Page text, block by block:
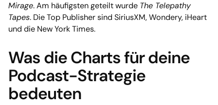
Mirage. Am häufigsten geteilt wurde The Telepathy
Tapes. Die Top Publisher sind SiriusXM, Wondery, iHeart
und die New York Times.
Was die Charts für deine
Podcast-Strategie
bedeuten